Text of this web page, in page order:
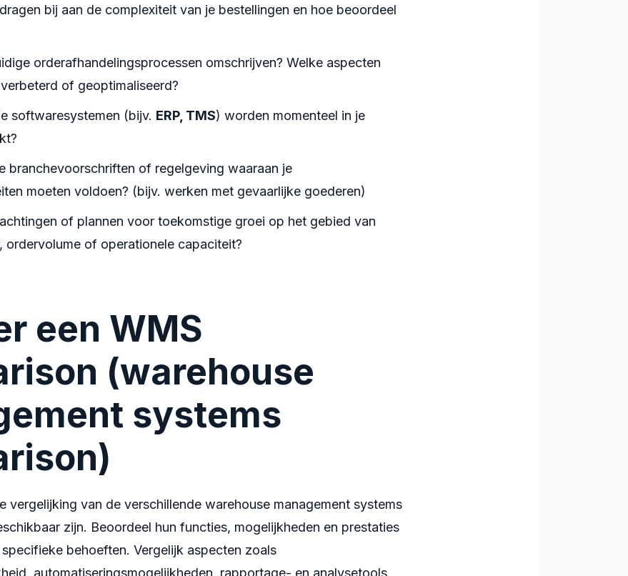
bij aan de complexiteit van je bestellingen en hoe beoordeel
orderafhandelingsprocessen omschrijven? Welke aspecten
of geoptimaliseerd?
softwaresystemen (bijv. ERP, TMS) worden momenteel in je
branchevoorschriften of regelgeving waaraan je
moeten voldoen? (bijv. werken met gevaarlijke goederen)
of plannen voor toekomstige groei op het gebied van
ordervolume of operationele capaciteit?
een WMS
(warehouse
systems
vergelijking van de verschillende warehouse management systems
zijn. Beoordeel hun functies, mogelijkheden en prestaties
behoeften. Vergelijk aspecten zoals
automatiseringsmogelijkheden, rapportage- en analysetools,